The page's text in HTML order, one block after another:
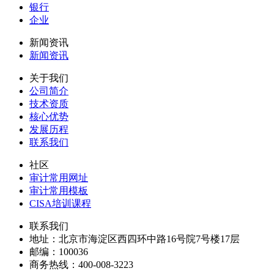
银行
企业
新闻资讯
新闻资讯
关于我们
公司简介
技术资质
核心优势
发展历程
联系我们
社区
审计常用网址
审计常用模板
CISA培训课程
联系我们
地址： 北京市海淀区西四环中路16号院7号楼17层
邮编： 100036
商务热线： 400-008-3223